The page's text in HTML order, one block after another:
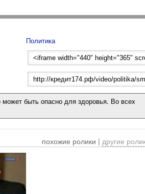
Политика
быть опасно для здоровья. Во всех
похожие ролики | другие